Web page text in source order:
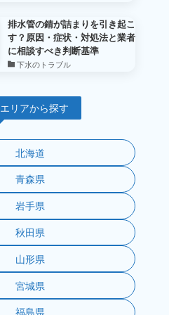
排水管の錆が詰まりを引き起こ
す？原因・症状・対処法と業者
に相談すべき判断基準
下水のトラブル
エリアから探す
北海道
青森県
岩手県
秋田県
山形県
宮城県
福島県